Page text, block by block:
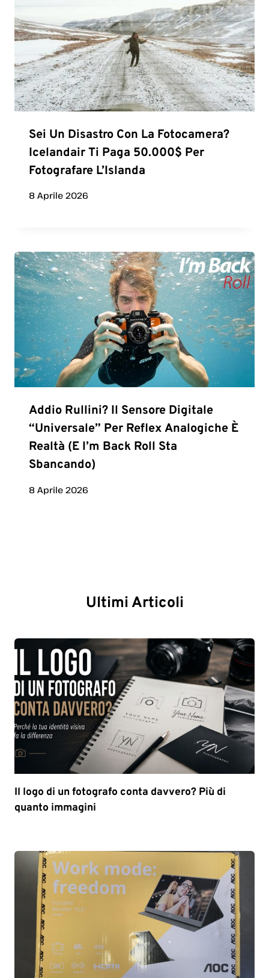
Sei Un Disastro Con La Fotocamera?
Icelandair Ti Paga 50.000$ Per
Fotografare L’Islanda
8 Aprile 2026
Addio Rullini? Il Sensore Digitale
“universale” Per Reflex Analogiche È
Realtà (e I’m Back Roll Sta
Sbancando)
8 Aprile 2026
Ultimi Articoli
Il logo di un fotografo conta davvero? Più di
quanto immagini